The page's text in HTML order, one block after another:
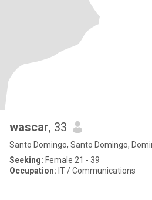
wascar, 33
Santo Domingo, Santo Domingo,
Seeking: Female 21 - 39
Occupation: IT / Communications